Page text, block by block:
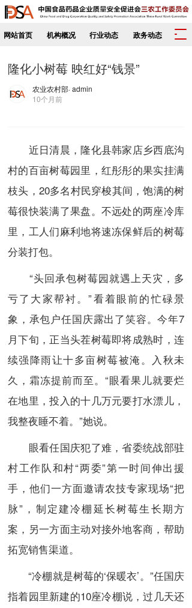
网站首页 机构概况 行业动态 政务动态
T
i
g
a
t
i
n
隆化小树莓 映红好“钱景”
农业农村部· admin
10个月前
近日清晨，隆化县韩家店乡西底沟
村的百亩树莓园里，红彤彤的果实挂满
枝头，20多名村民穿梭其间，饱满的树
莓很快装满了果盘。不远处的两座冷库
里，工人们麻利地将速冻保鲜后的树莓
分装打包。
“头回承包树莓园就遇上天灾，多
亏了大家帮衬。”看着眼前的忙碌景
象，承包户任国庆露出了笑容。今年7
月下旬，正当头茬树莓即将成熟时，连
续强降雨让十多亩树莓被淹。入秋未
久，霜冻提前而至。“眼看果儿就要烂
在地里，投入的十几万元要打水漂儿，
我整夜睡不着。”她说。
眼看任国庆犯了难，省委统战部驻
村工作队和村“两委”第一时间伸出援
手，他们一方面邀请农技专家现场“把
脉”，制定建冷棚延长树莓生长期方
案，另一方面主动对接外地客商，帮助
拓宽销售渠道。
“冷棚就是树莓的‘保暖衣’。”任国庆
指着园里新建的10座冷棚说，过几天还